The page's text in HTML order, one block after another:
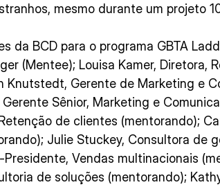
mesmo durante um projeto
da BCD para o programa GBTA
(Mentee); Louisa Kamer, Diretora,
Knutstedt, Gerente de Marketing e
Gerente Sênior, Marketing e
de clientes (mentorando);
Julie Stuckey, Consultora de
Presidente, Vendas multinacionais
de soluções (mentorando);